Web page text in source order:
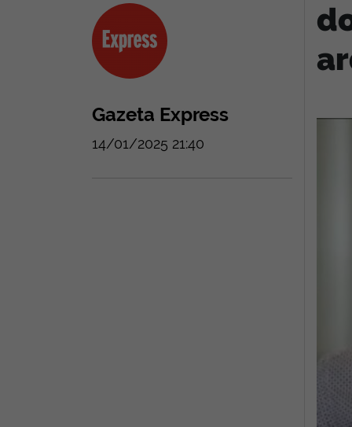
Gazeta Express
14/01/2025 21:40